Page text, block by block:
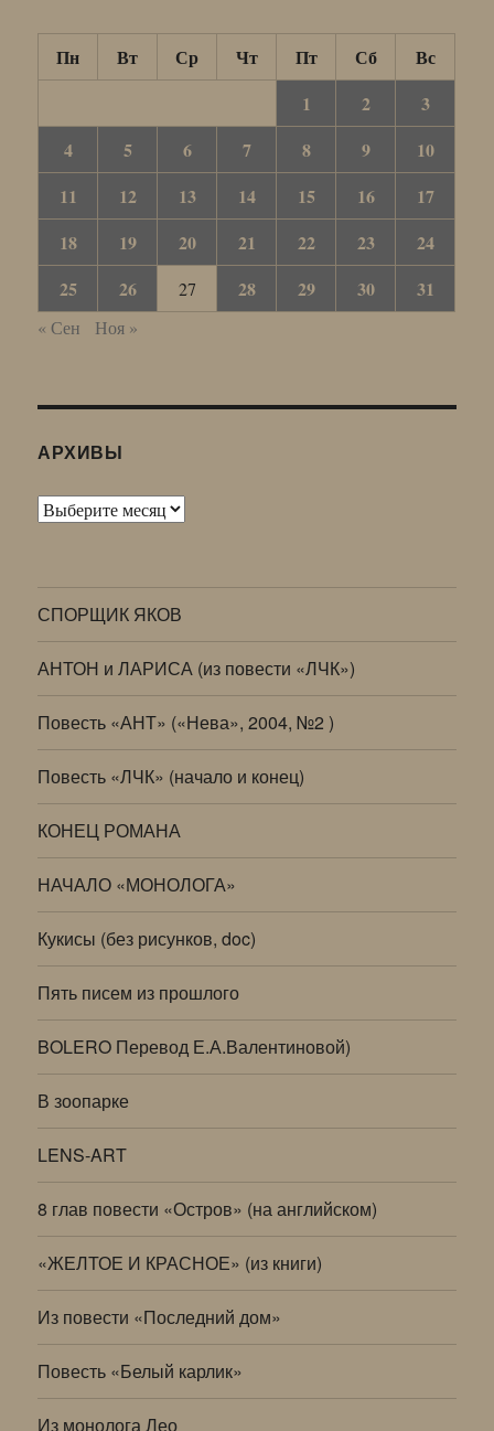
Пн Вт Ср Чт Пт Сб
Вс
1
2
3
4
5 6 7 8 9
10
11
12 13 14 15 16
17
18
19 20 21 22 23
24
25
26 27 28 29 30 31
« Сен Ноя »
АРХИВЫ
Архивы
СПОРЩИК ЯКОВ
АНТОН и ЛАРИСА (из повести «ЛЧК»)
Повесть «АНТ» («Нева», 2004, №2 )
Повесть «ЛЧК» (начало и конец)
КОНЕЦ РОМАНА
НАЧАЛО «МОНОЛОГА»
Кукисы (без рисунков, doc)
Пять писем из прошлого
BOLERO Перевод Е.А.Валентиновой)
В зоопарке
LENS-ART
8 глав повести «Остров» (на английском)
«ЖЕЛТОЕ И КРАСНОЕ» (из книги)
Из повести «Последний дом»
Повесть «Белый карлик»
Из монолога Лео